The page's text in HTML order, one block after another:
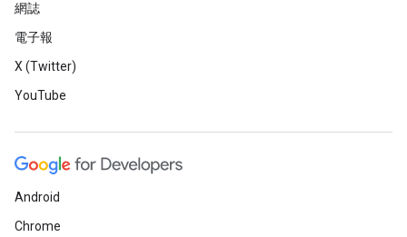
網誌
電子報
X (Twitter)
YouTube
Android
Chrome